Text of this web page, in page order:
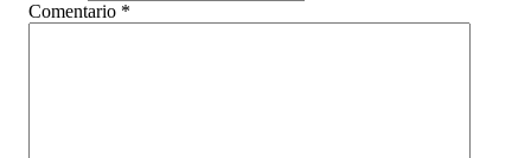
Comentario *